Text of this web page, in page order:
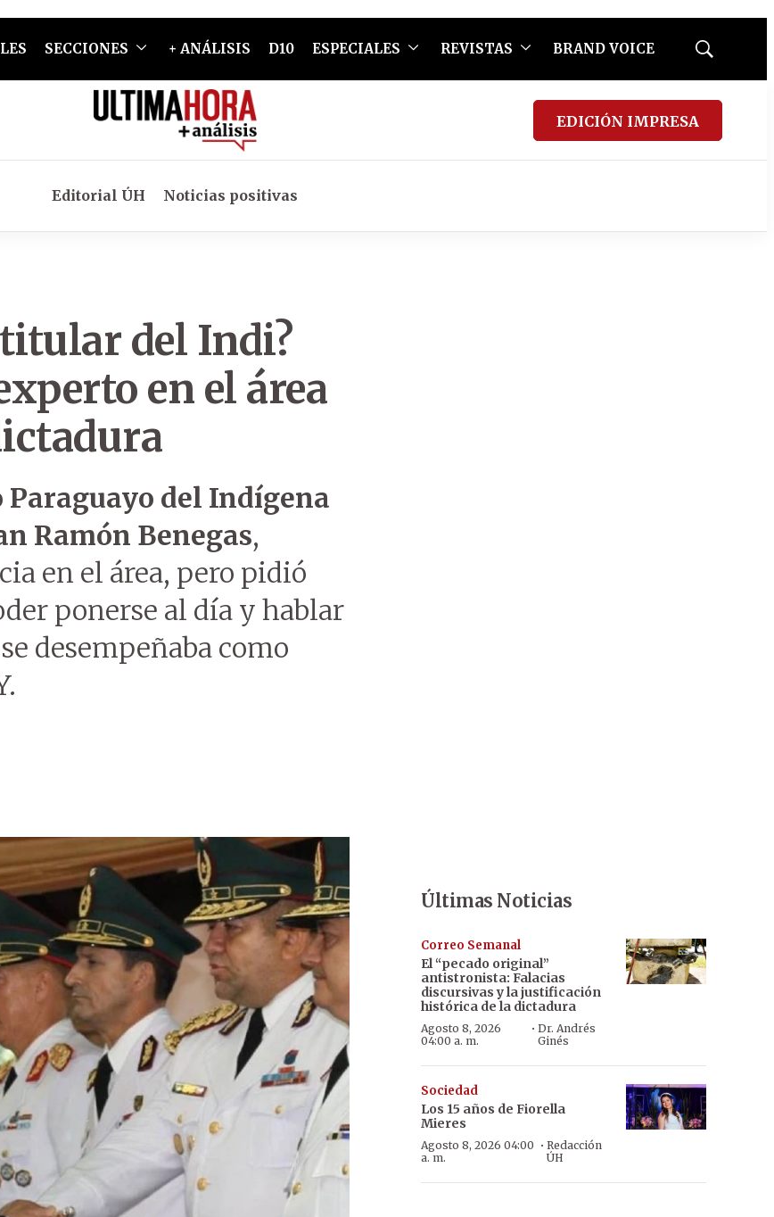
SECCIONES + ANÁLISIS D10 ESPECIALES REVISTAS BRAND VOICE
Mostrar
EDICIÓN IMPRESA
Editorial ÚH Noticias positivas
del Indi?
en el área
del Indígena
Ramón Benegas,
en el área, pero pidió
ponerse al día y hablar
desempeñaba como
Últimas Noticias
Correo Semanal
El “pecado original”
antistronista: Falacias
discursivas y la justificación
histórica de la dictadura
Agosto 8, 2026
04:00 a. m.
·Dr. Andrés
Ginés
Sociedad
Los 15 años de Fiorella
Mieres
Agosto 8, 2026 04:00
a. m.
· Redacción
ÚH